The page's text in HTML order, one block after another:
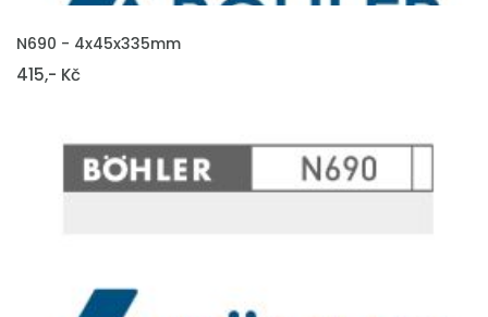
VLOŽIT DO KOŠÍKU
N690 - 4x45x335mm
415,- Kč